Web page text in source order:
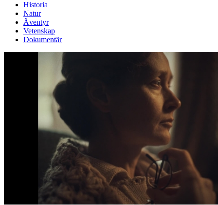
Historia
Natur
Äventyr
Vetenskap
Dokumentär